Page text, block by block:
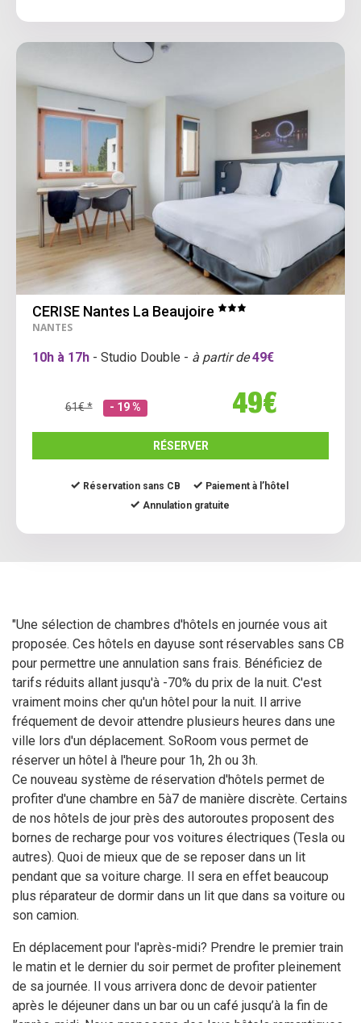
"Une sélection de chambres d'hôtels en journée vous ait
proposée. Ces hôtels en dayuse sont réservables sans CB
pour permettre une annulation sans frais. Bénéficiez de
tarifs réduits allant jusqu'à -70% du prix de la nuit. C'est
vraiment moins cher qu'un hôtel pour la nuit. Il arrive
fréquement de devoir attendre plusieurs heures dans une
ville lors d'un déplacement. SoRoom vous permet de
réserver un hôtel à l'heure pour 1h, 2h ou 3h.
Ce nouveau système de réservation d'hôtels permet de
profiter d'une chambre en 5à7 de manière discrète. Certains
de nos hôtels de jour près des autoroutes proposent des
bornes de recharge pour vos voitures électriques (Tesla ou
autres). Quoi de mieux que de se reposer dans un lit
pendant que sa voiture charge. Il sera en effet beaucoup
plus réparateur de dormir dans un lit que dans sa voiture ou
son camion.
En déplacement pour l'après-midi? Prendre le premier train
le matin et le dernier du soir permet de profiter pleinement
de sa journée. Il vous arrivera donc de devoir patienter
après le déjeuner dans un bar ou un café jusqu’à la fin de
CERISE Nantes La Beaujoire
NANTES
10h à 17h - Studio Double - à partir de 49€
61€ * - 19 % 49€
RÉSERVER
Réservation sans CB
Paiement à l’hôtel
Annulation gratuite